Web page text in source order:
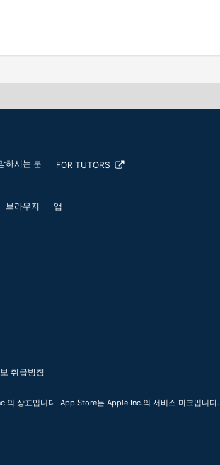
하시는 분 FOR TUTORS
브라우저 앱
취급방침
의 상표입니다. App Store는 Apple Inc.의 서비스 마크입니다.